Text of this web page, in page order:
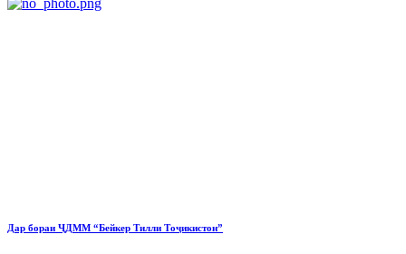
Дар бораи ҶДММ “Бейкер Тилли Тоҷикистон”